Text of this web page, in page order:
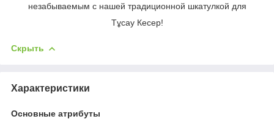
незабываемым с нашей традиционной шкатулкой для
Тұсау Кесер!
Скрыть
Характеристики
Основные атрибуты